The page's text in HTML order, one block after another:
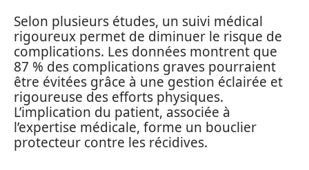
Selon plusieurs études, un suivi médical
rigoureux permet de diminuer le risque de
complications. Les données montrent que
87 % des complications graves pourraient
être évitées grâce à une gestion éclairée et
rigoureuse des efforts physiques.
L’implication du patient, associée à
l’expertise médicale, forme un bouclier
protecteur contre les récidives.